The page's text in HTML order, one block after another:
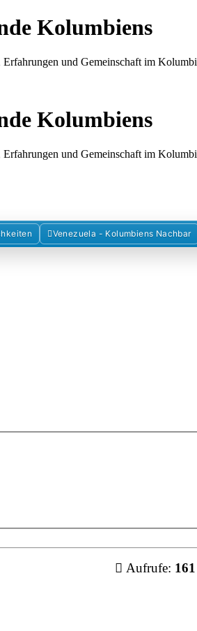
Kolumbiens
und Gemeinschaft im
Kolumbiens
und Gemeinschaft im
Venezuela - Kolumbiens Nachbar
Aufrufe: 161